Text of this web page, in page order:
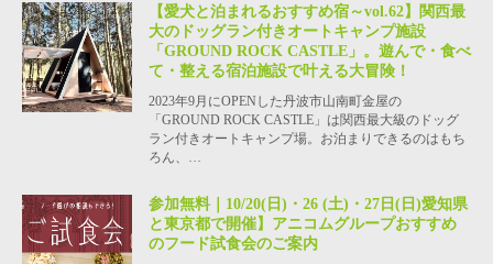
【愛犬と泊まれるおすすめ宿～vol.62】関西最
大のドッグラン付きオートキャンプ施設
「GROUND ROCK CASTLE」。遊んで・食べ
て・整える宿泊施設で叶える大冒険！
2023年9月にOPENした丹波市山南町金屋の
「GROUND ROCK CASTLE」は関西最大級のドッグ
ラン付きオートキャンプ場。お泊まりできるのはもち
ろん、…
参加無料｜10/20(日)・26 (土)・27日(日)愛知県
と東京都で開催】アニコムグループおすすめ
のフード試食会のご案内